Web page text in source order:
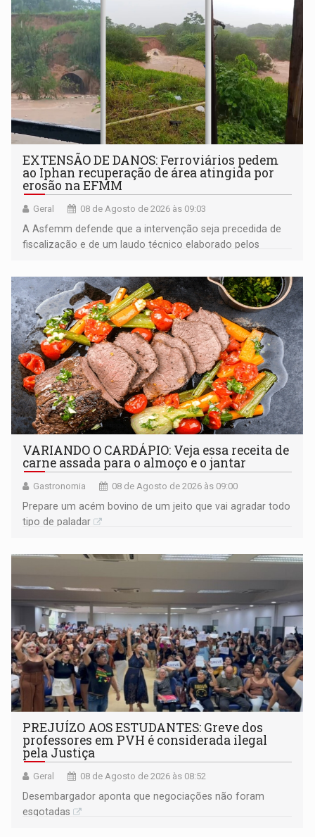
EXTENSÃO DE DANOS: Ferroviários pedem
ao Iphan recuperação de área atingida por
erosão na EFMM
Geral 08 de Agosto de 2026 às 09:03
A Asfemm defende que a intervenção seja precedida de
fiscalização e de um laudo técnico elaborado pelos
VARIANDO O CARDÁPIO: Veja essa receita de
carne assada para o almoço e o jantar
Gastronomia 08 de Agosto de 2026 às 09:00
Prepare um acém bovino de um jeito que vai agradar todo
tipo de paladar
PREJUÍZO AOS ESTUDANTES: Greve dos
professores em PVH é considerada ilegal
pela Justiça
Geral 08 de Agosto de 2026 às 08:52
Desembargador aponta que negociações não foram
esgotadas